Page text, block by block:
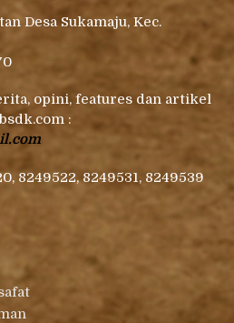
Desa Sukamaju, Kec.
opini, features dan artikel
:
8249522, 8249531, 8249539